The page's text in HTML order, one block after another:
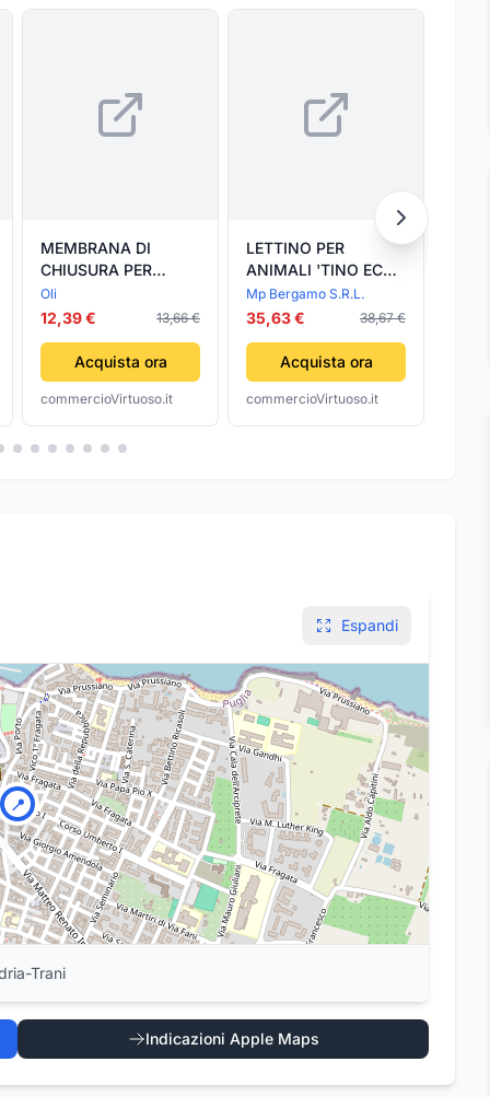
MEMBRANA DI
CHIUSURA PER
GALLEGGIANTE
OLIVER
S.R.L.
Oli
12,39 € 13,66 €
Acquista ora
commercioVirtuoso.it
LETTINO PER
ANIMALI 'TINO ECO'
mod. 80 ghiaccio -
cm 80 x 60 x h.25 -
Mp Bergamo S.R.L.
35,63 € 38,67 €
Acquista ora
commercioVirtuoso.it
Espandi
📍
Trani
Indicazioni Apple Maps